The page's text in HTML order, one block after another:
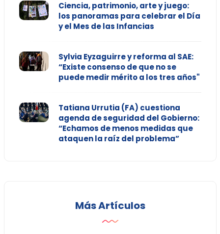
Ciencia, patrimonio, arte y juego:
los panoramas para celebrar el Día
y el Mes de las Infancias
Sylvia Eyzaguirre y reforma al SAE:
“Existe consenso de que no se
puede medir mérito a los tres años"
Tatiana Urrutia (FA) cuestiona
agenda de seguridad del Gobierno:
“Echamos de menos medidas que
ataquen la raíz del problema”
Más Artículos